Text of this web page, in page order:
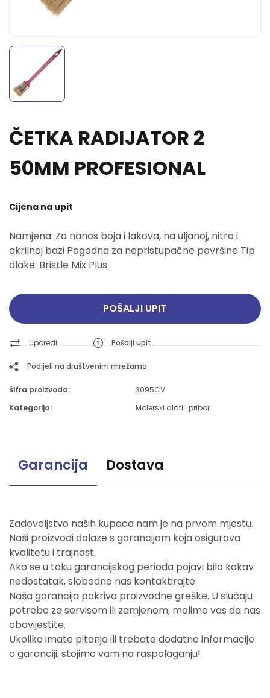
ČETKA RADIJATOR 2
50MM PROFESIONAL
Cijena na upit
Namjena: Za nanos boja i lakova, na uljanoj, nitro i
akrilnoj bazi Pogodna za nepristupačne površine Tip
dlake: Bristle Mix Plus
POŠALJI UPIT
Uporedi Pošalji upit
Podijeli na društvenim mrežama
Šifra proizvoda:
3095CV
Kategorija:
Molerski alati i pribor
Garancija Dostava
Zadovoljstvo naših kupaca nam je na prvom mjestu.
Naši proizvodi dolaze s garancijom koja osigurava
kvalitetu i trajnost.
Ako se u toku garancijskog perioda pojavi bilo kakav
nedostatak, slobodno nas kontaktirajte.
Naša garancija pokriva proizvodne greške. U slučaju
potrebe za servisom ili zamjenom, molimo vas da nas
obavijestite.
Ukoliko imate pitanja ili trebate dodatne informacije
o garanciji, stojimo vam na raspolaganju!